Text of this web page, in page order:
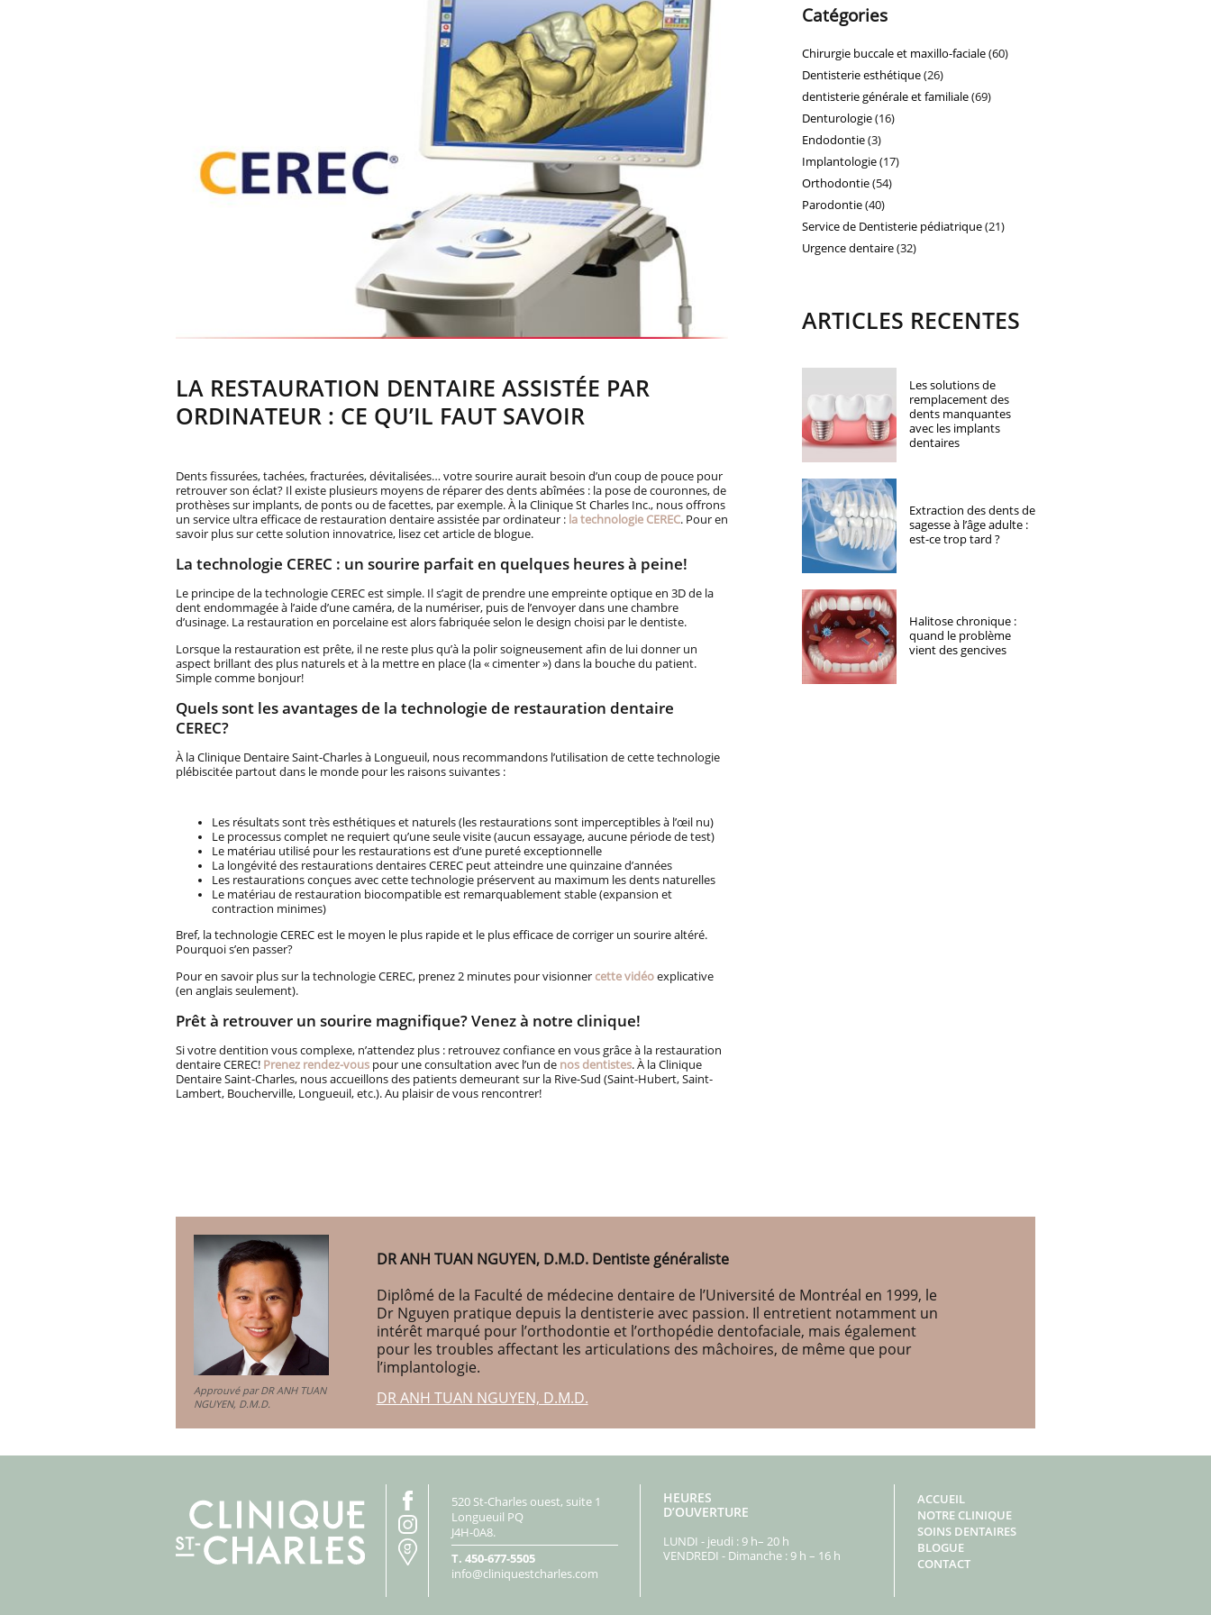
LA RESTAURATION DENTAIRE ASSISTÉE PAR
ORDINATEUR : CE QU’IL FAUT SAVOIR
Dents fissurées, tachées, fracturées, dévitalisées… votre sourire aurait besoin d’un coup de pouce pour
retrouver son éclat? Il existe plusieurs moyens de réparer des dents abîmées : la pose de couronnes, de
prothèses sur implants, de ponts ou de facettes, par exemple. À la Clinique St Charles Inc., nous offrons
un service ultra efficace de restauration dentaire assistée par ordinateur : la technologie CEREC. Pour en
savoir plus sur cette solution innovatrice, lisez cet article de blogue.
La technologie CEREC : un sourire parfait en quelques heures à peine!
Le principe de la technologie CEREC est simple. Il s’agit de prendre une empreinte optique en 3D de la
dent endommagée à l’aide d’une caméra, de la numériser, puis de l’envoyer dans une chambre
d’usinage. La restauration en porcelaine est alors fabriquée selon le design choisi par le dentiste.
Lorsque la restauration est prête, il ne reste plus qu’à la polir soigneusement afin de lui donner un
aspect brillant des plus naturels et à la mettre en place (la « cimenter ») dans la bouche du patient.
Simple comme bonjour!
Quels sont les avantages de la technologie de restauration dentaire
CEREC?
À la Clinique Dentaire Saint-Charles à Longueuil, nous recommandons l’utilisation de cette technologie
plébiscitée partout dans le monde pour les raisons suivantes :
Les résultats sont très esthétiques et naturels (les restaurations sont imperceptibles à l’œil nu)
Le processus complet ne requiert qu’une seule visite (aucun essayage, aucune période de test)
Le matériau utilisé pour les restaurations est d’une pureté exceptionnelle
La longévité des restaurations dentaires CEREC peut atteindre une quinzaine d’années
Les restaurations conçues avec cette technologie préservent au maximum les dents naturelles
Le matériau de restauration biocompatible est remarquablement stable (expansion et
contraction minimes)
Bref, la technologie CEREC est le moyen le plus rapide et le plus efficace de corriger un sourire altéré.
Pourquoi s’en passer?
Pour en savoir plus sur la technologie CEREC, prenez 2 minutes pour visionner cette vidéoexplicative
(en anglais seulement).
Prêt à retrouver un sourire magnifique? Venez à notre clinique!
Si votre dentition vous complexe, n’attendez plus : retrouvez confiance en vous grâce à la restauration
dentaire CEREC! Prenez rendez-vouspour une consultation avec l’un de nos dentistes. À la Clinique
Dentaire Saint-Charles, nous accueillons des patients demeurant sur la Rive-Sud (Saint-Hubert, Saint-
Lambert, Boucherville, Longueuil, etc.). Au plaisir de vous rencontrer!
Catégories
Chirurgie buccale et maxillo-faciale(60)
Dentisterie esthétique(26)
dentisterie générale et familiale(69)
Denturologie(16)
Endodontie(3)
Implantologie(17)
Orthodontie(54)
Parodontie(40)
Service de Dentisterie pédiatrique(21)
Urgence dentaire(32)
ARTICLES RECENTES
Les solutions de
remplacement des
dents manquantes
avec les implants
dentaires
Extraction des dents de
sagesse à l’âge adulte :
est-ce trop tard ?
Halitose chronique :
quand le problème
vient des gencives
Approuvé par DR ANH TUAN
NGUYEN, D.M.D.
DR ANH TUAN NGUYEN, D.M.D. Dentiste généraliste
Diplômé de la Faculté de médecine dentaire de l’Université de Montréal en 1999, le
Dr Nguyen pratique depuis la dentisterie avec passion. Il entretient notamment un
intérêt marqué pour l’orthodontie et l’orthopédie dentofaciale, mais également
pour les troubles affectant les articulations des mâchoires, de même que pour
l’implantologie.
DR ANH TUAN NGUYEN, D.M.D.
520 St-Charles ouest, suite 1
Longueuil PQ
J4H-0A8.
T. 450-677-5505
info@cliniquestcharles.com
HEURES
D’OUVERTURE
LUNDI - jeudi : 9 h– 20 h
VENDREDI - Dimanche : 9 h – 16 h
ACCUEIL
NOTRE CLINIQUE
SOINS DENTAIRES
BLOGUE
CONTACT